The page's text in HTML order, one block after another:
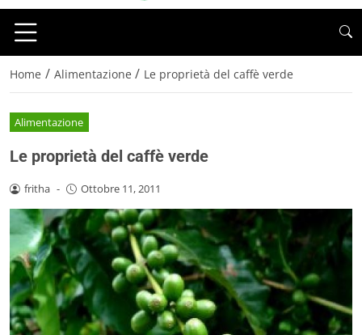
Home / Alimentazione / Le proprietà del caffè verde
Alimentazione
Le proprietà del caffè verde
fritha - Ottobre 11, 2011